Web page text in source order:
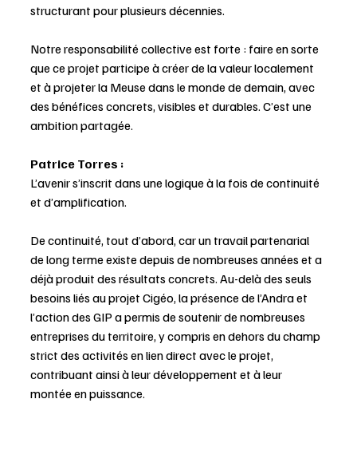
structurant pour plusieurs décennies.
Notre responsabilité collective est forte : faire en sorte
que ce projet participe à créer de la valeur localement
et à projeter la Meuse dans le monde de demain, avec
des bénéfices concrets, visibles et durables. C’est une
ambition partagée.
Patrice Torres :
L’avenir s’inscrit dans une logique à la fois de continuité
et d’amplification.
De continuité, tout d’abord, car un travail partenarial
de long terme existe depuis de nombreuses années et a
déjà produit des résultats concrets. Au-delà des seuls
besoins liés au projet Cigéo, la présence de l’Andra et
l’action des GIP a permis de soutenir de nombreuses
entreprises du territoire, y compris en dehors du champ
strict des activités en lien direct avec le projet,
contribuant ainsi à leur développement et à leur
montée en puissance.